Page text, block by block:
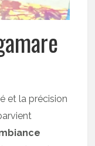
et la précision